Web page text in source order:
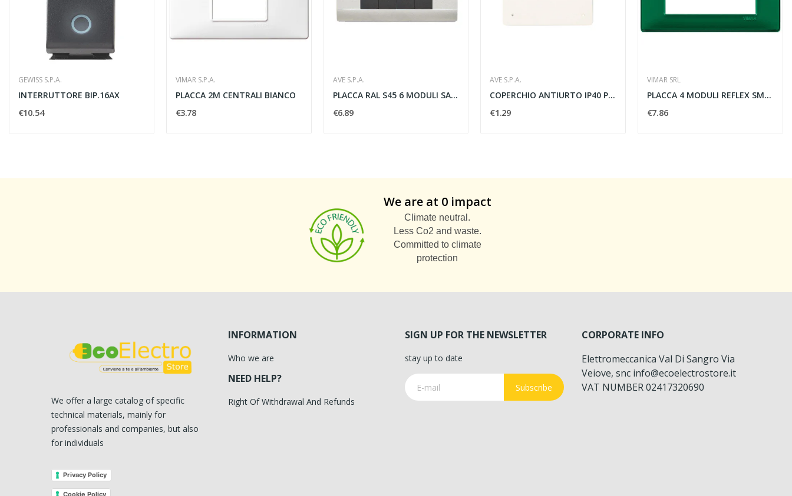
GEWISS S.P.A.
INTERRUTTORE BIP.16AX
€10.54
VIMAR S.P.A.
PLACCA 2M CENTRALI BIANCO
€3.78
AVE S.P.A.
PLACCA RAL S45 6 MODULI SABBIATA TECNOPOLIMERO...
€6.89
AVE S.P.A.
COPERCHIO ANTIURTO IP40 PER BL06P - AVE SPA BL06C
€1.29
VIMAR SRL
PLACCA 4 MODULI REFLEX SMERALDO - VIMAR 14654.47
€7.86
We are at 0 impact
Climate neutral.
Less Co2 and waste.
Committed to climate
protection
We offer a large catalog of specific
technical materials, mainly for
professionals and companies, but also
for individuals
Privacy Policy
Cookie Policy
INFORMATION
Who we are
NEED HELP?
Right Of Withdrawal And Refunds
SIGN UP FOR THE NEWSLETTER
stay up to date
Subscribe
CORPORATE INFO
Elettromeccanica Val Di Sangro Via
Veiove, snc info@ecoelectrostore.it
VAT NUMBER 02417320690